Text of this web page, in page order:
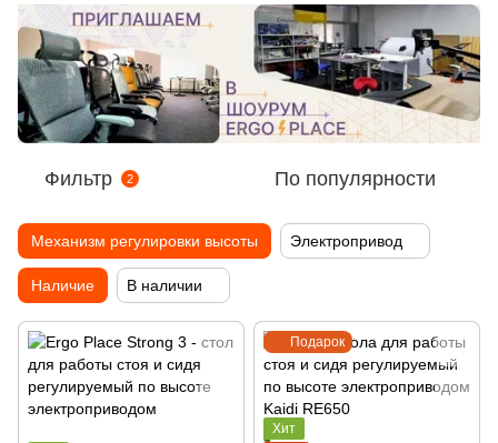
Фильтр 2 По популярности
Механизм регулировки высоты Электропривод
Наличие В наличии
Подарок
Хит